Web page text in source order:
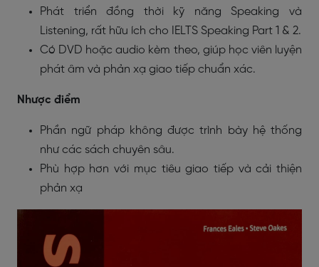
Phát triển đồng thời kỹ năng Speaking và
Listening, rất hữu ích cho IELTS Speaking Part 1 & 2.
Có DVD hoặc audio kèm theo, giúp học viên luyện
phát âm và phản xạ giao tiếp chuẩn xác.
Nhược điểm
Phần ngữ pháp không được trình bày hệ thống
như các sách chuyên sâu.
Phù hợp hơn với mục tiêu giao tiếp và cải thiện
phản xạ